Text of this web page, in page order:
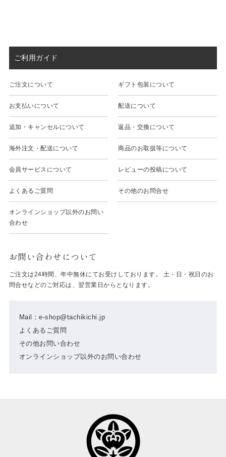
ご利用ガイド
ご注文について ギフト包装について
お支払いについて 配送について
追加・キャンセルについて 返品・交換について
海外注文・配送について 商品のお取扱等について
会員サービスについて レビューの投稿について
よくあるご質問 その他のお問合せ
オンラインショップ以外のお問い
合わせ
お問い合わせについて
Mail：e-shop@tachikichi.jp
よくあるご質問
その他お問い合わせ
オンラインショップ以外のお問い合わせ
ご注文は24時間、年中無休にてお受けしております。 土・日・祝日のお
問合せなどのご対応は、翌営業日からとなります。